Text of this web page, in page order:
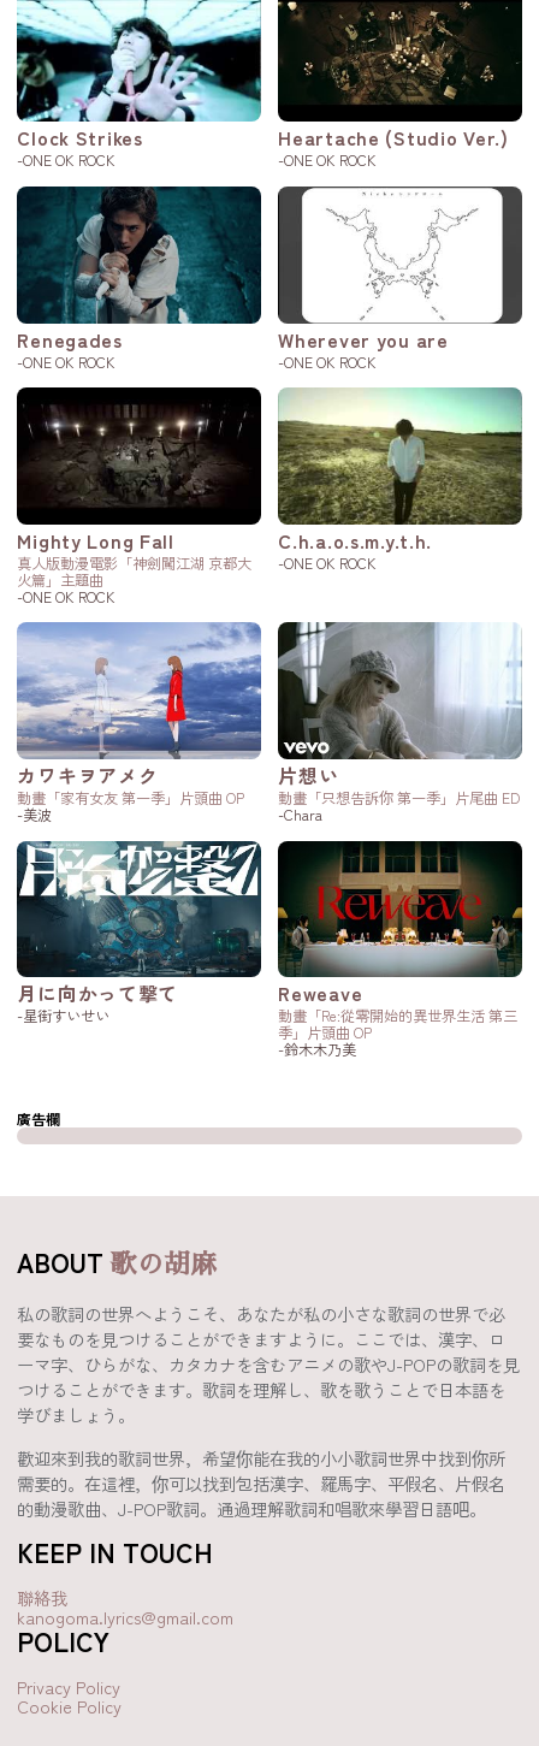
Clock Strikes
-ONE OK ROCK
Heartache (Studio Ver.)
-ONE OK ROCK
Renegades
-ONE OK ROCK
Wherever you are
-ONE OK ROCK
Mighty Long Fall
真人版動漫電影「神劍闖江湖 京都大
火篇」主題曲
-ONE OK ROCK
C.h.a.o.s.m.y.t.h.
-ONE OK ROCK
カワキヲアメク
動畫「家有女友 第一季」片頭曲 OP
-美波
片想い
動畫「只想告訴你 第一季」片尾曲 ED
-Chara
月に向かって撃て
-星街すいせい
Reweave
動畫「Re:從零開始的異世界生活 第三
季」片頭曲 OP
-鈴木木乃美
廣告欄
ABOUT歌の胡麻
私の歌詞の世界へようこそ、あなたが私の小さな歌詞の世界で必
要なものを見つけることができますように。ここでは、漢字、ロ
ーマ字、ひらがな、カタカナを含むアニメの歌やJ-POPの歌詞を見
つけることができます。歌詞を理解し、歌を歌うことで日本語を
学びましょう。
歡迎來到我的歌詞世界，希望你能在我的小小歌詞世界中找到你所
需要的。在這裡，你可以找到包括漢字、羅馬字、平假名、片假名
的動漫歌曲、J-POP歌詞。通過理解歌詞和唱歌來學習日語吧。
KEEP IN TOUCH
聯絡我
kanogoma.lyrics@gmail.com
POLICY
Privacy Policy
Cookie Policy